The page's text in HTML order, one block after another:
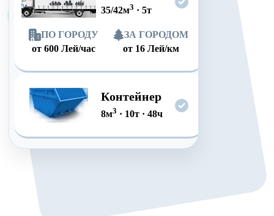
35/42м3 · 5т
ПО ГОРОДУ
от 600 Лей/час
ЗА ГОРОДОМ
от 16 Лей/км
Контейнер
8м3 · 10т· 48ч